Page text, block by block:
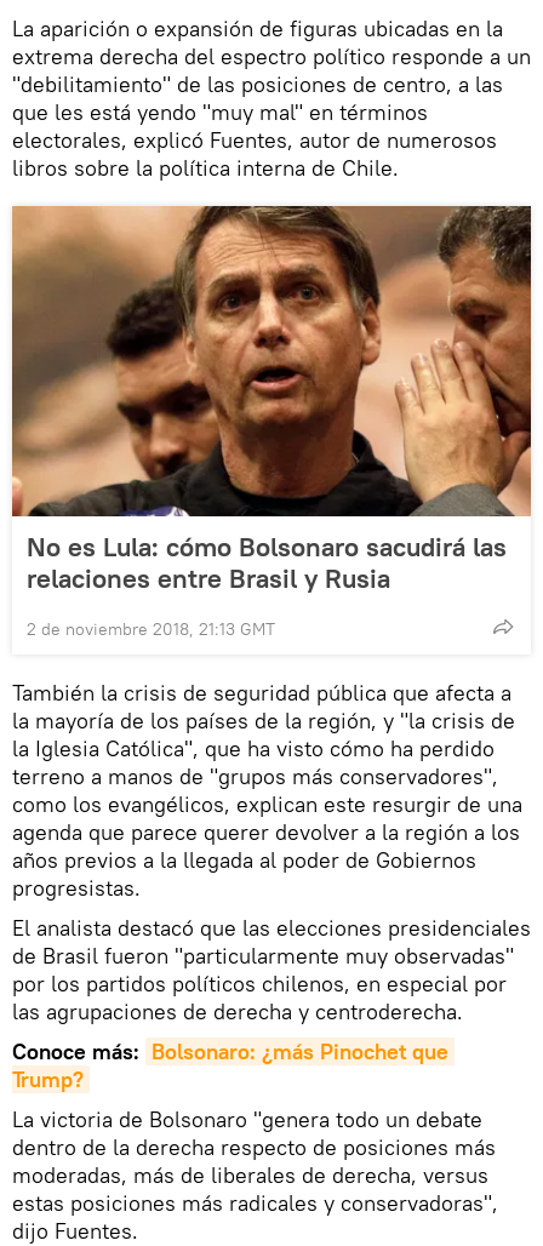
La aparición o expansión de figuras ubicadas en la
extrema derecha del espectro político responde a un
"debilitamiento" de las posiciones de centro, a las
que les está yendo "muy mal" en términos
electorales, explicó Fuentes, autor de numerosos
libros sobre la política interna de Chile.
No es Lula: cómo Bolsonaro sacudirá las
relaciones entre Brasil y Rusia
2 de noviembre 2018, 21:13 GMT
También la crisis de seguridad pública que afecta a
la mayoría de los países de la región, y "la crisis de
la Iglesia Católica", que ha visto cómo ha perdido
terreno a manos de "grupos más conservadores",
como los evangélicos, explican este resurgir de una
agenda que parece querer devolver a la región a los
años previos a la llegada al poder de Gobiernos
progresistas.
El analista destacó que las elecciones presidenciales
de Brasil fueron "particularmente muy observadas"
por los partidos políticos chilenos, en especial por
las agrupaciones de derecha y centroderecha.
Conoce más: Bolsonaro: ¿más Pinochet que
Trump?
La victoria de Bolsonaro "genera todo un debate
dentro de la derecha respecto de posiciones más
moderadas, más de liberales de derecha, versus
estas posiciones más radicales y conservadoras",
dijo Fuentes.